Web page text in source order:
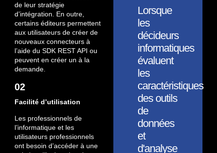
de leur stratégie
d’intégration. En outre,
certains éditeurs permettent
aux utilisateurs de créer de
nouveaux connecteurs à
l’aide du SDK REST API ou
peuvent en créer un à la
demande.
02
Facilité d’utilisation
Les professionnels de
l’informatique et les
utilisateurs professionnels
ont besoin d’accéder à une
Lorsque
les
décideurs
informatiques
évaluent
les
caractéristiques
des outils
de
données
et
d'analyse